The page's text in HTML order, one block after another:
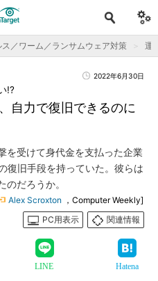
ス／ワーム／ランサムウェア対策 運
2022年6月30日
自力で復旧できるのに
!?
を受けて身代金を支払った企業
復旧手段を持っていた。彼らは
のだろうか。
Alex Scroxton ，Computer Weekly]
PC用表示
関連情報
LINE Hatena